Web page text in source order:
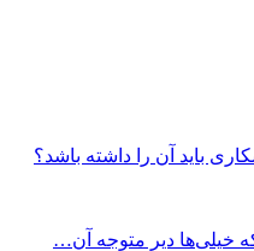
باید آن را داشته باشد؟
خیلی‌ها دیر متوجه آن…